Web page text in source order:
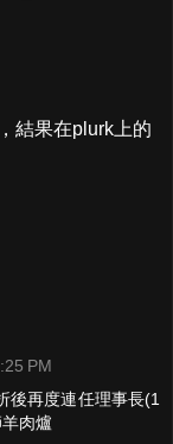
結果在plurk上的
PM
後再度連任理事長(1
肉爐